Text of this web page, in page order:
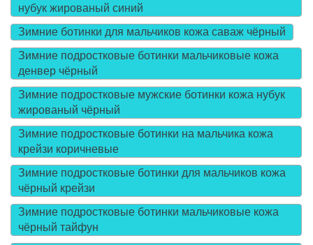
нубук жированый синий
Зимние ботинки для мальчиков кожа саваж чёрный
Зимние подростковые ботинки мальчиковые кожа
денвер чёрный
Зимние подростковые мужские ботинки кожа нубук
жированый чёрный
Зимние подростковые ботинки на мальчика кожа
крейзи коричневые
Зимние подростковые ботинки для мальчиков кожа
чёрный крейзи
Зимние подростковые ботинки мальчиковые кожа
чёрный тайфун